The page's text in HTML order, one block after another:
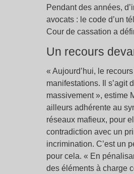
Pendant des années,
avocats : le code d’un
Cour de cassation a
Un recours
« Aujourd’hui, le
manifestations. Il s’agit
massivement », estime
ailleurs adhérente au
réseaux mafieux, pour
contradiction avec un
incrimination. C’est un
pour cela. « En
des éléments à charge